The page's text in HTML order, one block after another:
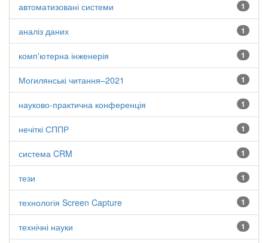
1
автоматизовані системи
1
аналіз даних
1
комп'ютерна інженерія
1
Могилянські читання–2021
1
науково-практична конференція
1
нечіткі СППР
1
система CRM
1
тези
1
технологія Screen Capture
1
технічні науки